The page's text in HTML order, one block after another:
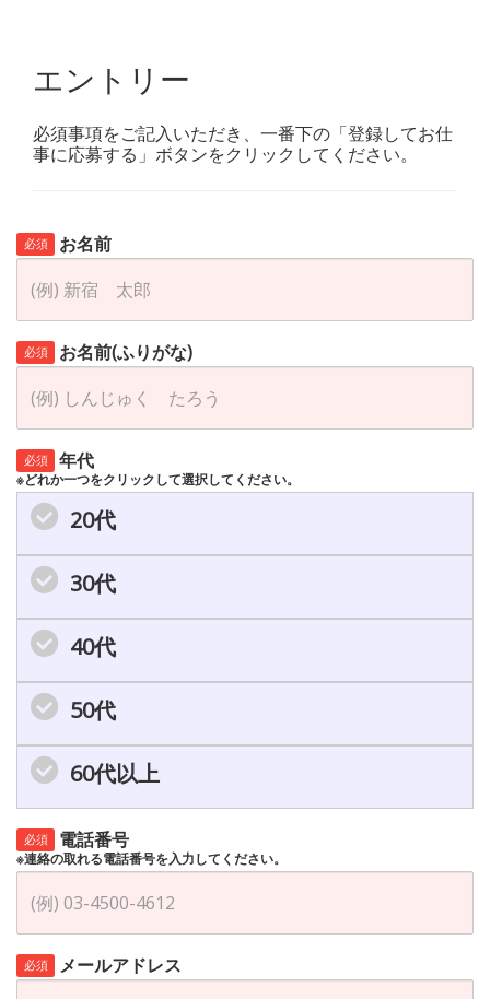
エントリー
必須事項をご記入いただき、一番下の「登録してお仕
事に応募する」ボタンをクリックしてください。
必須 お名前
必須 お名前(ふりがな)
必須 年代
※どれか一つをクリックして選択してください。
20代
30代
40代
50代
60代以上
必須 電話番号
※連絡の取れる電話番号を入力してください。
必須 メールアドレス